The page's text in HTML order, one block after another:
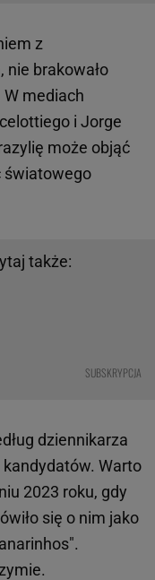
z
brakowało
mediach
i Jorge
może objąć
światowego
także:
SUBSKRYPCJA
dziennikarza
Warto
2023 roku, gdy
się o nim jako